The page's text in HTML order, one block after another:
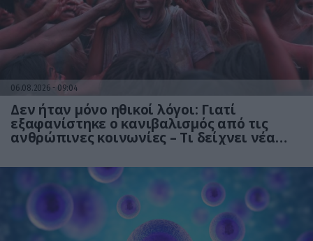
06.08.2026 09:04
Δεν ήταν μόνο ηθικοί λόγοι: Γιατί
εξαφανίστηκε ο κανιβαλισμός από τις
ανθρώπινες κοινωνίες – Τι δείχνει νέα